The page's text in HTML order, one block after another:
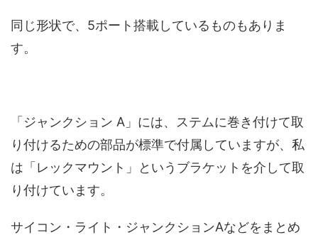
同じ形状で、5ポート搭載しているものもありま
す。
「ジャンクション A」には、ステムに巻き付けて取
り付けるための部品が標準で付属していますが、私
は「レックマウント」というブラケットを介して取
り付けています。
サイコン・ライト・ジャンクションAなどをまとめ